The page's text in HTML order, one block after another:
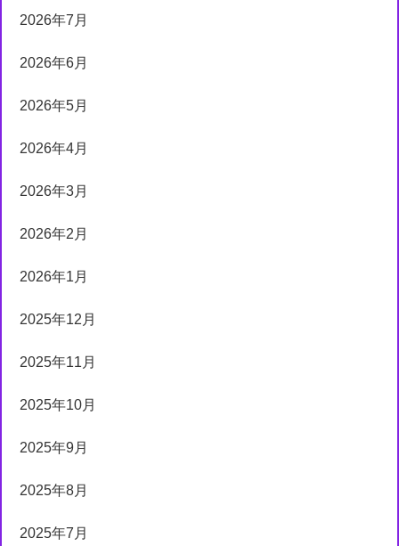
2026年7月
2026年6月
2026年5月
2026年4月
2026年3月
2026年2月
2026年1月
2025年12月
2025年11月
2025年10月
2025年9月
2025年8月
2025年7月